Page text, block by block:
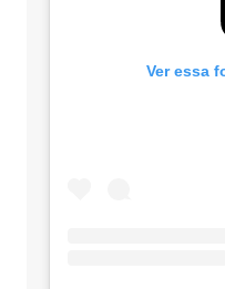
Ver essa